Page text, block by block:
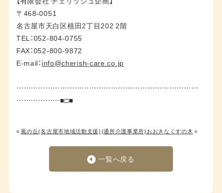
〒468-0051
名古屋市天白区植田2丁目202 2階
TEL：052-804-0755
FAX：052-800-9872
E-mail： info@cherish-care.co.jp
…………………………………………………………………
………………■□■
« 風の丘(名古屋市地域活動支援)(通所介護事業所)おおきなくすの木»
一覧へ戻る